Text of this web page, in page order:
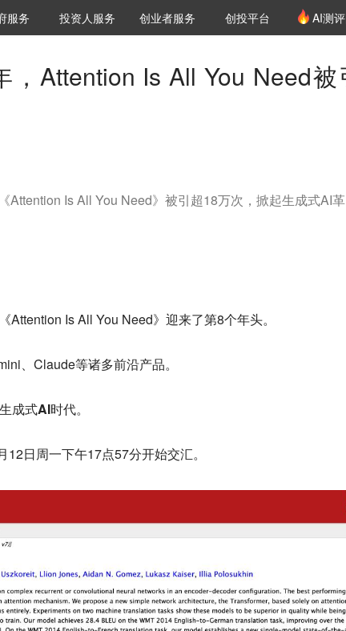
之窗
服务 VClub投资机构库
投资机构职位推介
投资人服务 创投氪堂
创业者服务 创投平台 AI测
，Attention Is All You Need被
Attention Is All You Need》被引超18万次，掀起生成式AI革
Is All You Need》迎来了第8个年头。
、Claude等诸多前沿产品。
成式AI时代。
日周一下午17点57分开始交汇。